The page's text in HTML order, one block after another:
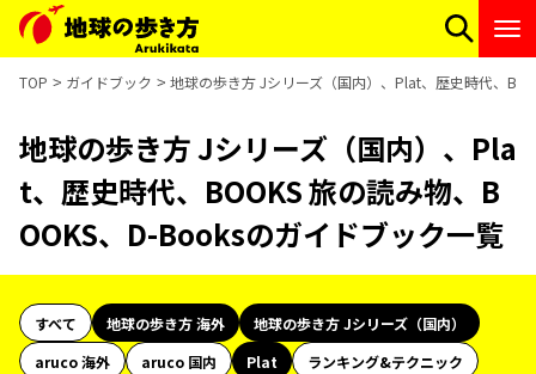
TOP ガイドブック 地球の歩き方 Jシリーズ（国内）、Plat、歴史時代、
地球の歩き方 Jシリーズ（国内）、Pla
t、歴史時代、BOOKS 旅の読み物、B
OOKS、D-Booksのガイドブック一覧
すべて 地球の歩き方 海外
地球の歩き方 Jシリーズ（国内）
aruco 海外
aruco 国内 Plat
ランキング&テクニック